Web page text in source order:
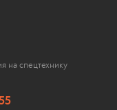
на спецтехнику